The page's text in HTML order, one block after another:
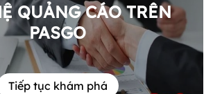
QUẢNG CÁO TRÊN
PASGO
Tiếp tục khám phá